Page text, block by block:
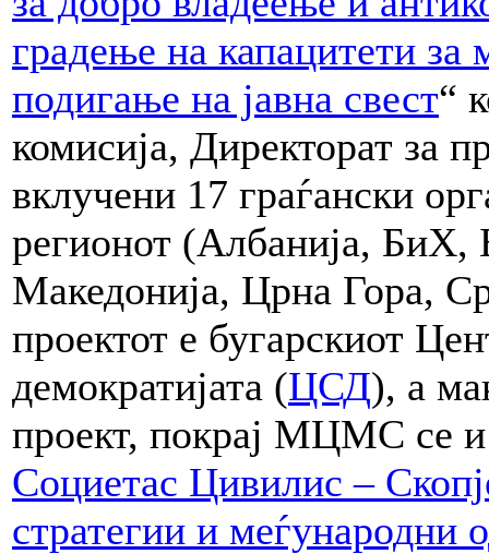
градење на капацитети за
подигање на јавна свест“
комисија, Директорат за
вклучени 17 граѓански
регионот (Албанија, БиХ,
Македонија, Црна Гора,
проектот е бугарскиот
демократијата (ЦСД), а
проект, покрај МЦМС се
Социетас Цивилис –
стратегии и меѓународни